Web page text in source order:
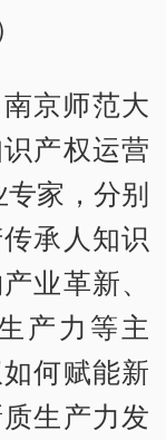
京师范大
产权运营
家，分别
承人知识
业革新、
产力等主
何赋能新
生产力发